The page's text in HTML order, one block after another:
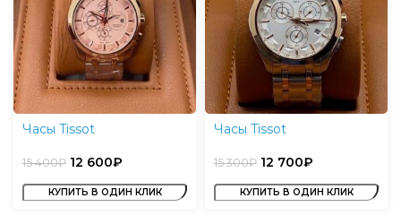
Часы Tissot
15 400₽ 12 600₽
КУПИТЬ В ОДИН КЛИК
Часы Tissot
15 300₽ 12 700₽
КУПИТЬ В ОДИН КЛИК